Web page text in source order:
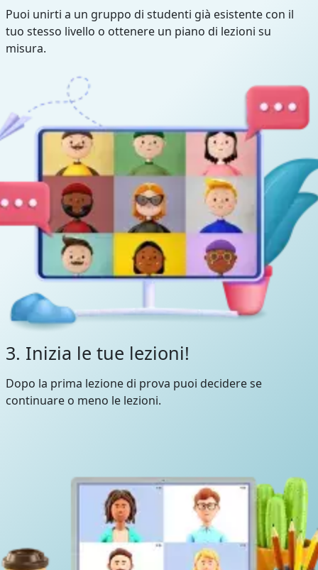
Puoi unirti a un gruppo di studenti già esistente con il
tuo stesso livello o ottenere un piano di lezioni su
misura.
3. Inizia le tue lezioni!
Dopo la prima lezione di prova puoi decidere se
continuare o meno le lezioni.